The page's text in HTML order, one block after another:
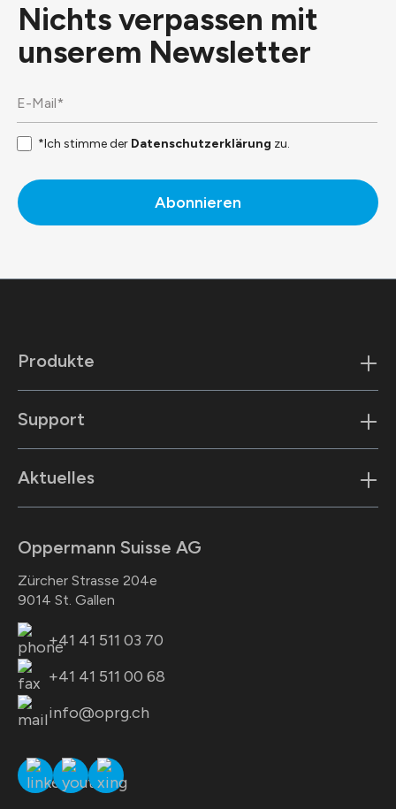
Nichts verpassen mit
unserem Newsletter
*Ich stimme der Datenschutzerklärung zu.
Abonnieren
Oppermann Suisse AG
Zürcher Strasse 204e
9014 St. Gallen
+41 41 511 03 70
+41 41 511 00 68
info@oprg.ch
Produkte
Support
Aktuelles